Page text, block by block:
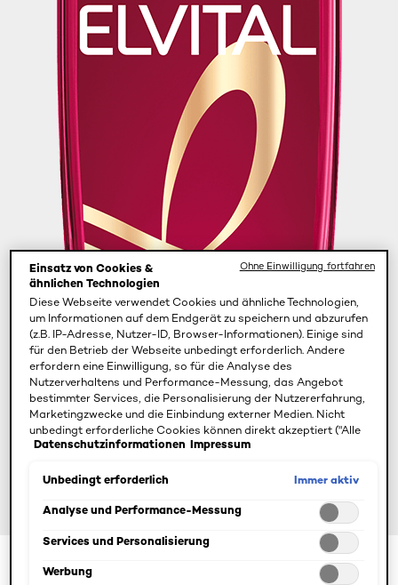
Einsatz von Cookies &
ähnlichen Technologien
Diese Webseite verwendet Cookies und ähnliche Technologien,
um Informationen auf dem Endgerät zu speichern und abzurufen
(z.B. IP-Adresse, Nutzer-ID, Browser-Informationen). Einige sind
für den Betrieb der Webseite unbedingt erforderlich. Andere
erfordern eine Einwilligung, so für die Analyse des
Nutzerverhaltens und Performance-Messung, das Angebot
bestimmter Services, die Personalisierung der Nutzererfahrung,
Marketingzwecke und die Einbindung externer Medien. Nicht
unbedingt erforderliche Cookies können direkt akzeptiert ("Alle
akzeptieren") oder abgelehnt ("Ohne Einwilligung fortfahren")
ebenfalls möglich und speicherbar ("Auswahl speichern"). Die
angepasst werden. Für weitere Informationen s. unsere
Datenschutzinformationen Impressum
Unbedingt erforderlich Immer aktiv
Analyse und Performance-Messung
Services und Personalisierung
Werbung
Ohne Einwilligung fortfahren